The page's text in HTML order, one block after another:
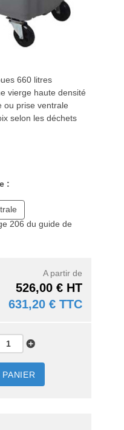
660 litres
vierge haute densité
ou prise ventrale
selon les déchets
:
206 du guide de
A partir de
526,00 € HT
631,20 € TTC